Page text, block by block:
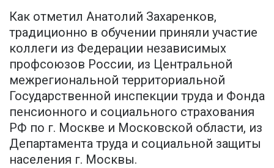
Как отметил Анатолий Захаренков,
традиционно в обучении приняли участие
коллеги из Федерации независимых
профсоюзов России, из Центральной
межрегиональной территориальной
Государственной инспекции труда и Фонда
пенсионного и социального страхования
РФ по г. Москве и Московской области, из
Департамента труда и социальной защиты
населения г. Москвы.